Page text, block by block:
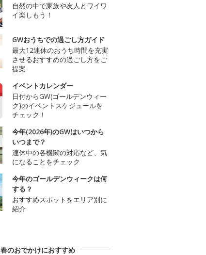
自然の中で家族や友人とワイワ
イ楽しもう！
GWおうちでの過ごし方ガイド
最大12連休のおうち時間を充実
させるおすすめの過ごし方をご
提案
イベントカレンダー
日付からGW(ゴールデンウィー
ク)のイベントスケジュールを
チェック！
今年(2026年)のGWはいつから
いつまで？
連休中の各機関の対応など、気
になることをチェック
今年のゴールデンウィークは何
する？
おすすめスポットをエリア別に
紹介
春のおでかけにおすすめ